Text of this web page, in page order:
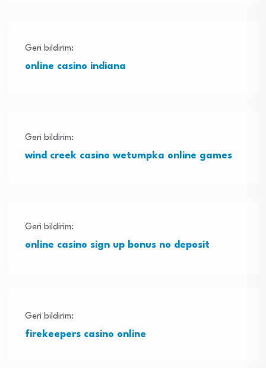
Geri bildirim:
online casino indiana
Geri bildirim:
wind creek casino wetumpka online games
Geri bildirim:
online casino sign up bonus no deposit
Geri bildirim:
firekeepers casino online